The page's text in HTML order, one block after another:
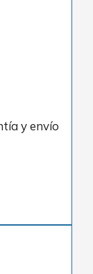
y envío